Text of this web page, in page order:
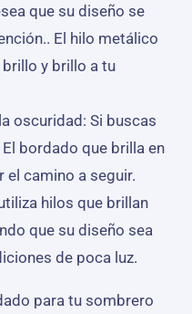
que su diseño se
El hilo metálico
y brillo a tu
oscuridad: Si buscas
bordado que brilla en
el camino a seguir.
hilos que brillan
que su diseño sea
de poca luz.
para tu sombrero